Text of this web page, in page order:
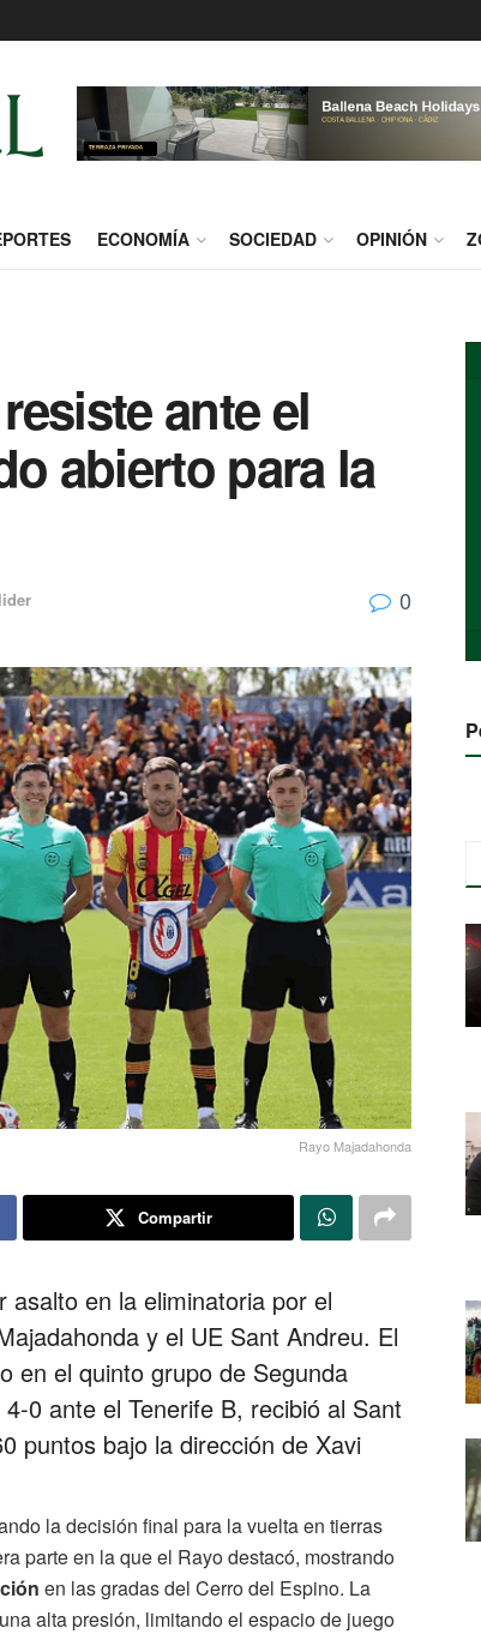
ECONOMÍA SOCIEDAD OPINIÓN
ante el
abierto para la
0
Rayo Majadahonda
Compartir
en la eliminatoria por el
y el UE Sant Andreu. El
en el quinto grupo de Segunda
0 ante el Tenerife B, recibió al Sant
puntos bajo la dirección de Xavi
la decisión final para la vuelta en tierras
parte en la que el Rayo destacó, mostrando
en las gradas del Cerro del Espino. La
alta presión, limitando el espacio de juego